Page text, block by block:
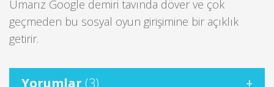
Umarız Google demiri tavında döver ve çok
geçmeden bu sosyal oyun girişimine bir açıklık
getirir.
Yorumlar (3)